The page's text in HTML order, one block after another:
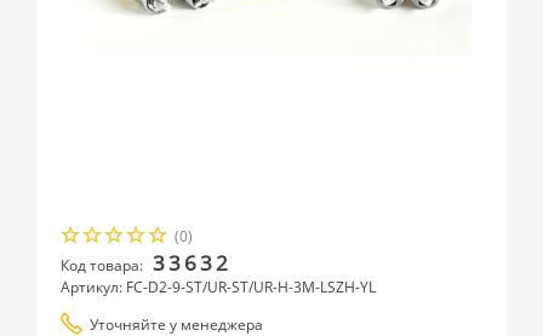
(0)
Код товара: 33632
Артикул: FC-D2-9-ST/UR-ST/UR-H-3M-LSZH-YL
Уточняйте у менеджера